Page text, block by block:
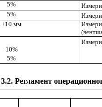
5%
5%
±10 мм
10%
5%
3.2. Регламент